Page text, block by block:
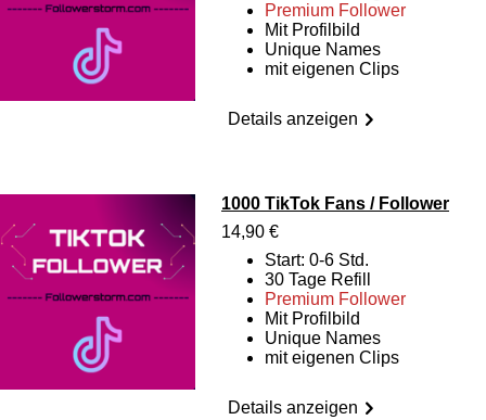
Premium Follower
Mit Profilbild
Unique Names
mit eigenen Clips
Details anzeigen
1000 TikTok Fans / Follower
14,90 €
Start: 0-6 Std.
30 Tage Refill
Premium Follower
Mit Profilbild
Unique Names
mit eigenen Clips
Details anzeigen